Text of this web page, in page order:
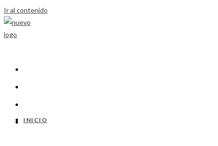
Ir al contenido
INICIO